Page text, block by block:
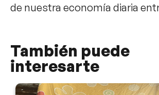
de nuestra economía diaria
También puede
interesarte